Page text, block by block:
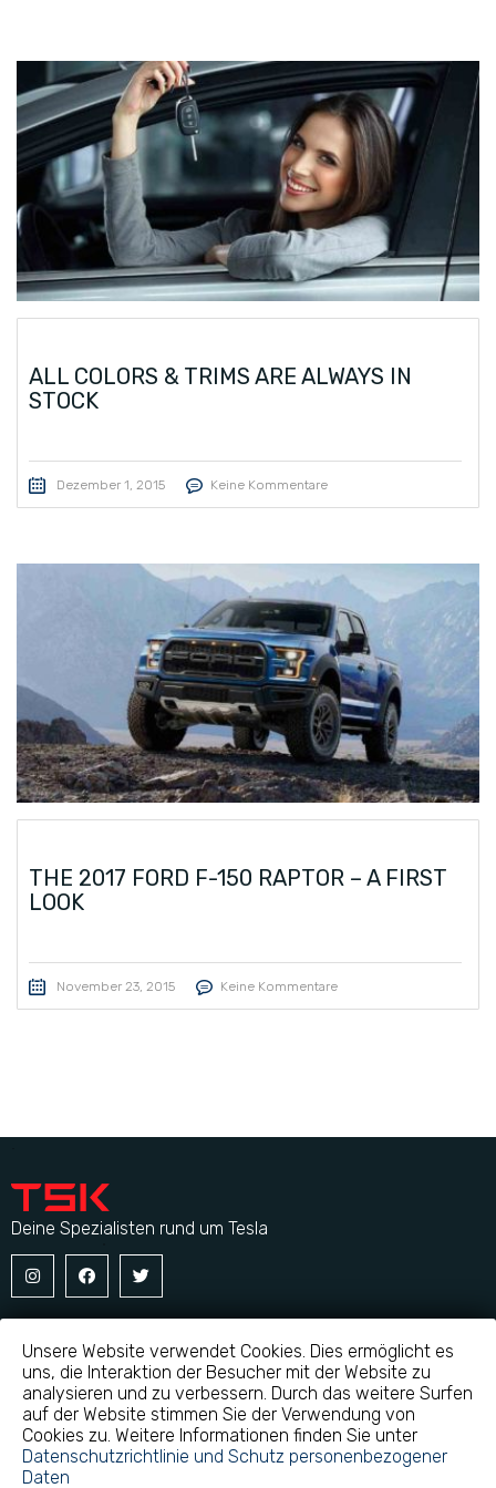
ALL COLORS & TRIMS ARE ALWAYS IN
STOCK
Dezember 1, 2015 Keine Kommentare
THE 2017 FORD F-150 RAPTOR – A FIRST
LOOK
November 23, 2015 Keine Kommentare
Deine Spezialisten rund um Tesla
Startseite
Vermietung
Styling and tuning
Ersatzteile
Modelle
Service
Über uns
Impressum
Disclaimer
Unsere Website verwendet Cookies. Dies ermöglicht es
uns, die Interaktion der Besucher mit der Website zu
analysieren und zu verbessern. Durch das weitere Surfen
auf der Website stimmen Sie der Verwendung von
Cookies zu. Weitere Informationen finden Sie unter
Datenschutzrichtlinie und Schutz personenbezogener
Daten